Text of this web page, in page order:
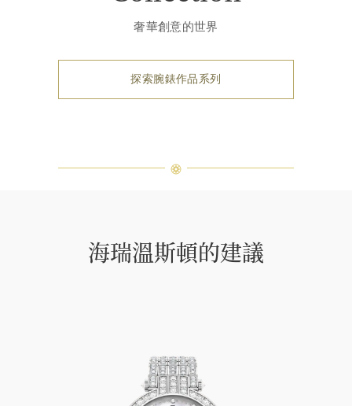
奢華創意的世界
探索腕錶作品系列
海瑞溫斯頓的建議